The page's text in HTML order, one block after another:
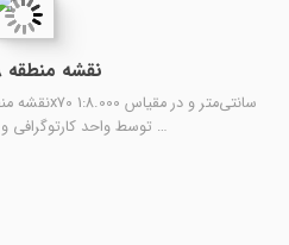
نقشه منطقه 8 تهران
توسط واحد کارتوگرافی و جغرافیایی انتشارات …